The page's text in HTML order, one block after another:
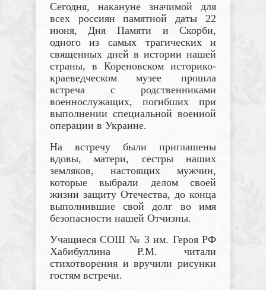
Сегодня, накануне значимой для
всех россиян памятной даты 22
июня, Дня Памяти и Скорби,
одного из самых трагических и
священных дней в истории нашей
страны, в Кореновском историко-
краеведческом музее прошла
встреча с родственниками
военнослужащих, погибших при
выполнении специальной военной
операции в Украине.
На встречу были приглашены
вдовы, матери, сестры наших
земляков, настоящих мужчин,
которые выбрали делом своей
жизни защиту Отечества, до конца
выполнившие свой долг во имя
безопасности нашей Отчизны.
Учащиеся СОШ № 3 им. Героя РФ
Хабибуллина Р.М. читали
стихотворения и вручили рисунки
гостям встречи.